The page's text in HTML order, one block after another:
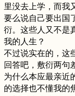
里没去上学，而我
要么说自己要出国
衍。这些人又不是
我的人生？
不过说实在的，这
回答吧，敷衍两句
为什么本应最亲近
的选择也不懂我的